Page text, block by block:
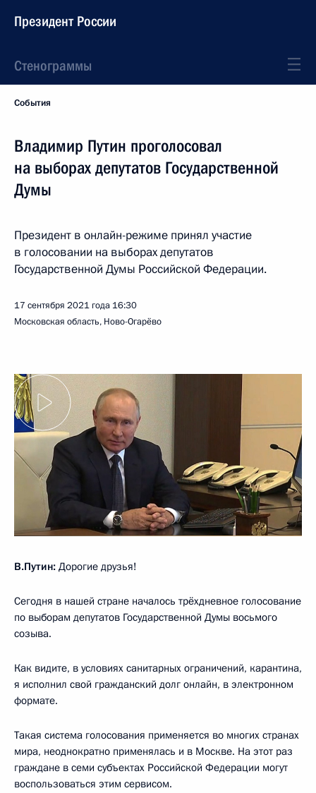
Президент России
Стенограммы
События
Владимир Путин проголосовал
на выборах депутатов Государственной
Думы
Президент в онлайн-режиме принял участие
в голосовании на выборах депутатов
Государственной Думы Российской Федерации.
17 сентября 2021 года 16:30
Московская область, Ново-Огарёво
В.Путин: Дорогие друзья!
Сегодня в нашей стране началось трёхдневное голосование
по выборам депутатов Государственной Думы восьмого
созыва.
Как видите, в условиях санитарных ограничений, карантина,
я исполнил свой гражданский долг онлайн, в электронном
формате.
Такая система голосования применяется во многих странах
мира, неоднократно применялась и в Москве. На этот раз
граждане в семи субъектах Российской Федерации могут
воспользоваться этим сервисом.